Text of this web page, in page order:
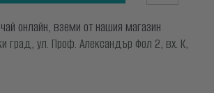
онлайн, вземи от нашия магазин
град, ул. Проф. Александър Фол 2, вх. К,